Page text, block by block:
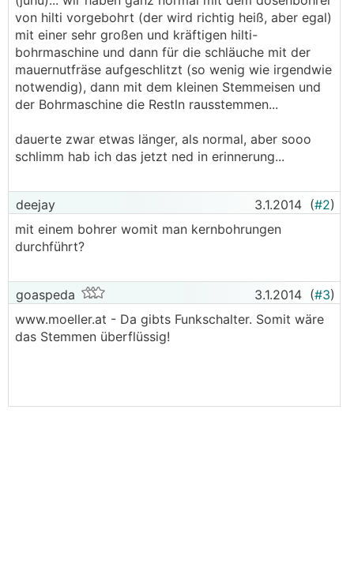
von hilti vorgebohrt (der wird richtig heiß, aber egal)
mit einer sehr großen und kräftigen hilti-
bohrmaschine und dann für die schläuche mit der
mauernutfräse aufgeschlitzt (so wenig wie irgendwie
notwendig), dann mit dem kleinen Stemmeisen und
der Bohrmaschine die Restln rausstemmen...
dauerte zwar etwas länger, als normal, aber sooo
schlimm hab ich das jetzt ned in erinnerung...
deejay 3.1.2014 (#2)
mit einem bohrer womit man kernbohrungen
durchführt?
goaspeda 3.1.2014 (#3)
www.moeller.at - Da gibts Funkschalter. Somit wäre
das Stemmen überflüssig!